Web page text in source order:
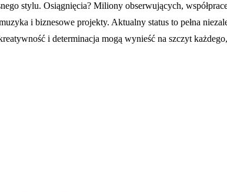
stylu. Osiągnięcia? Miliony obserwujących,
i biznesowe projekty. Aktualny status to pełna
i determinacja mogą wynieść na szczyt